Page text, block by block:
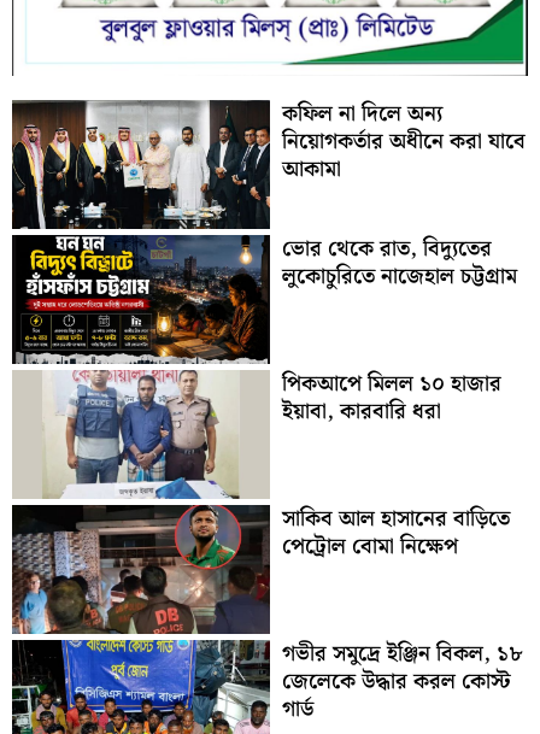
কফিল না দিলে অন্য
নিয়োগকর্তার অধীনে করা যাবে
আকামা
ভোর থেকে রাত, বিদ্যুতের
লুকোচুরিতে নাজেহাল চট্টগ্রাম
পিকআপে মিলল ১০ হাজার
ইয়াবা, কারবারি ধরা
সাকিব আল হাসানের বাড়িতে
পেট্রোল বোমা নিক্ষেপ
গভীর সমুদ্রে ইঞ্জিন বিকল, ১৮
জেলেকে উদ্ধার করল কোস্ট
গার্ড